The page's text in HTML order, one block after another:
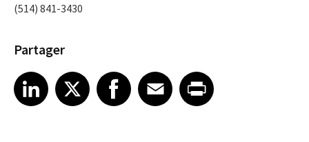
(514) 841-3430
Partager
Share article on LinkedIn
LinkedIn
Share article on XShare article on Facebook
Facebook
Share article on Email
EmailShare article on Print